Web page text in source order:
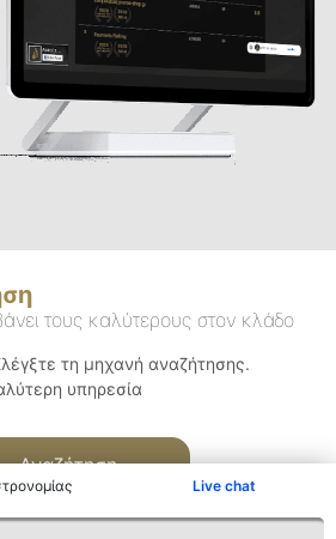
Live chat
τους καλύτερους στον κλάδο
τη μηχανή αναζήτησης.
υπηρεσία
Αναζήτηση